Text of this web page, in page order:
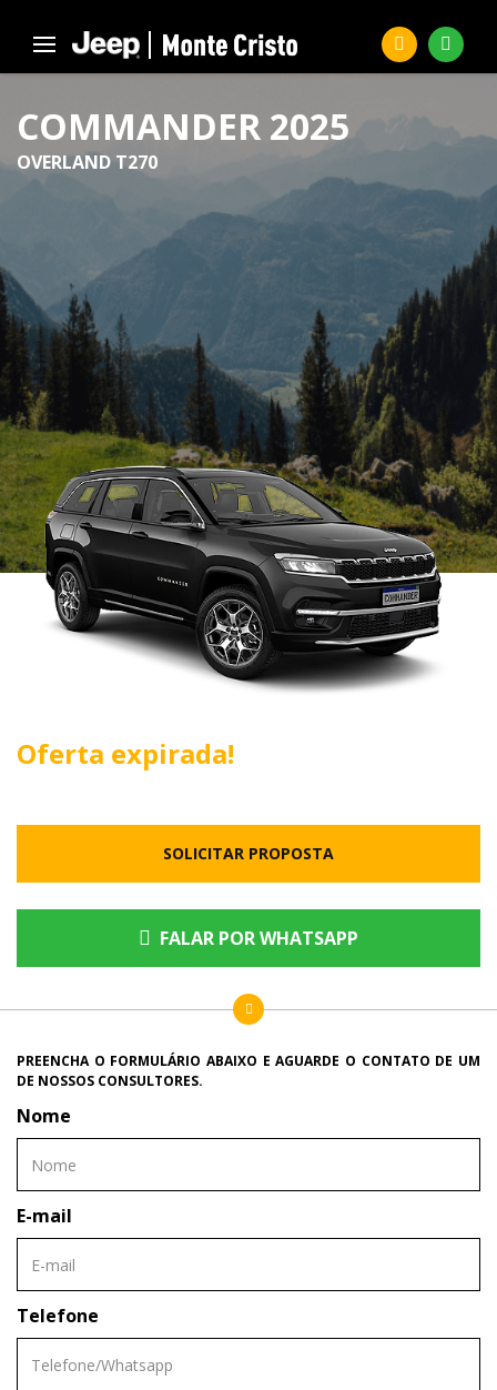
COMMANDER 2025
OVERLAND T270
Oferta expirada!
SOLICITAR PROPOSTA
FALAR POR WHATSAPP
PREENCHA O FORMULÁRIO ABAIXO E AGUARDE O CONTATO DE UM
DE NOSSOS CONSULTORES.
Nome
E-mail
Telefone